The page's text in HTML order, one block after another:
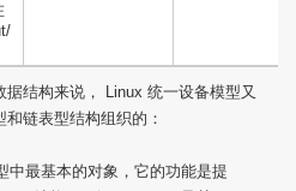
结构来说， Linux 统一设备模型又
链表型结构组织的：
中最基本的对象，它的功能是提